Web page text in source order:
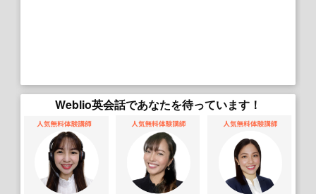
Weblio英会話であなたを待っています！